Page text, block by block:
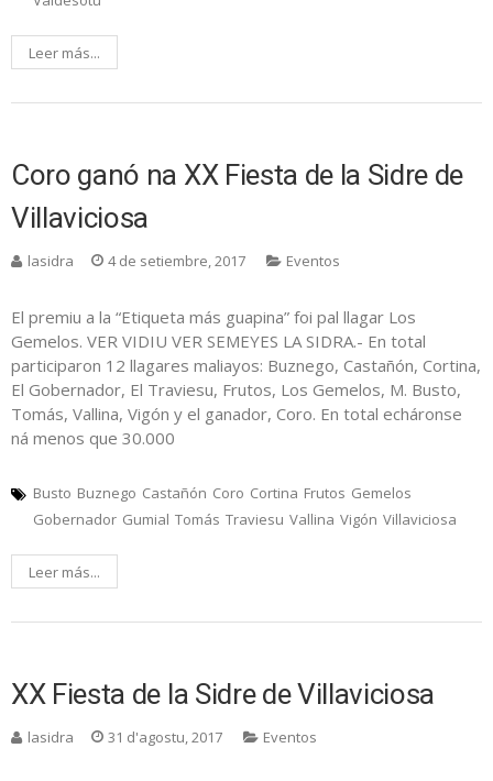
Leer más...
Coro ganó na XX Fiesta de la Sidre de
Villaviciosa
lasidra 4 de setiembre, 2017 Eventos
El premiu a la “Etiqueta más guapina” foi pal llagar Los
Gemelos. VER VIDIU VER SEMEYES LA SIDRA.- En total
participaron 12 llagares maliayos: Buznego, Castañón, Cortina,
El Gobernador, El Traviesu, Frutos, Los Gemelos, M. Busto,
Tomás, Vallina, Vigón y el ganador, Coro. En total echáronse
ná menos que 30.000
Busto Buznego Castañón Coro Cortina Frutos Gemelos
Gobernador Gumial Tomás Traviesu Vallina Vigón Villaviciosa
Leer más...
XX Fiesta de la Sidre de Villaviciosa
lasidra 31 d'agostu, 2017 Eventos